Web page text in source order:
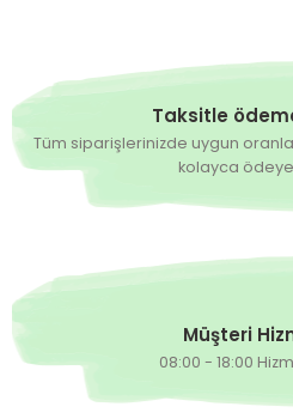
Taksitle
Tüm siparişlerinizde uygun
kolayca
Müşteri
08:00 - 18:00